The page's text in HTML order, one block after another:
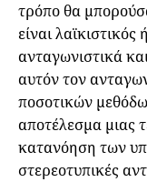
τρόπο θα
είναι
ανταγωνιστικά
αυτόν τον
ποσοτικών
αποτέλεσμα μιας
κατανόηση των
στερεοτυπικές